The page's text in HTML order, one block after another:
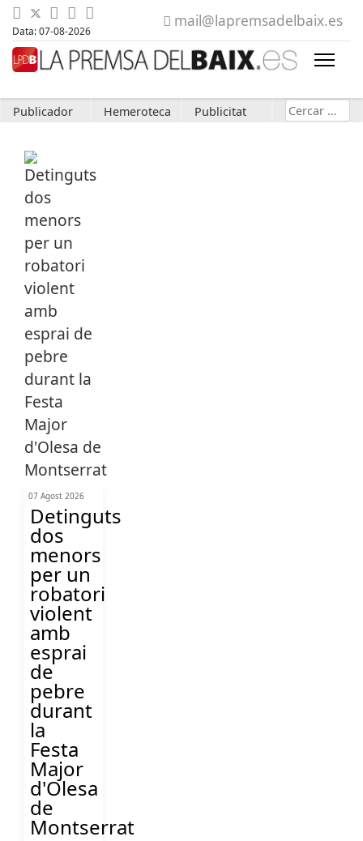
Data: 07-08-2026
mail@lapremsadelbaix.es
Publicador Hemeroteca Publicitat Cerca
07 Agost 2026
Detinguts
dos
menors
per un
robatori
violent
amb
esprai
de
pebre
durant
la
Festa
Major
d'Olesa
de
Montserrat